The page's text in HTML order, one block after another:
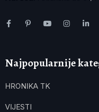
Najpopularnije
HRONIKA TK
VIJESTI